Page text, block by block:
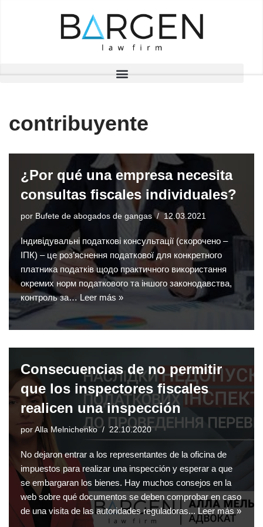
contribuyente
¿Por qué una empresa necesita
consultas fiscales individuales?
por Bufete de abogados de gangas 12.03.2021
Індивідувальні податкові консультації (скорочено –
ІПК) – це роз’яснення податкової для конкретного
платника податків щодо практичного використання
окремих норм податкового та іншого законодавства,
контроль за… Leer más »
Consecuencias de no permitir
que los inspectores fiscales
realicen una inspección
por Alla Melnichenko 22.10.2020
No dejaron entrar a los representantes de la oficina de
impuestos para realizar una inspección y esperar a que
se embargaran los bienes. Hay muchos consejos en la
web sobre qué documentos se deben comprobar en caso
de una visita de las autoridades reguladoras...Leer más »